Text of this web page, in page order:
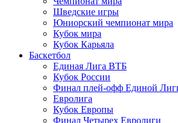
Шведские игры
Юниорский чемпионат мира
Кубок мира
Кубок Карьяла
Баскетбол
Единая Лига ВТБ
Кубок России
Финал плей-офф Единой
Евролига
Кубок Европы
Финал Четырех Евролиги